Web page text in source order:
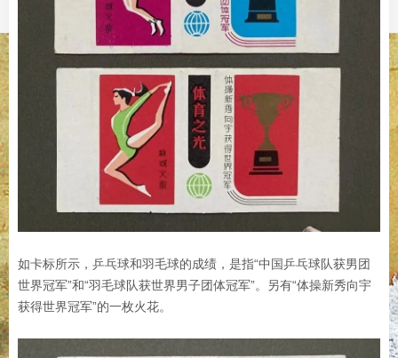
如卡标所示，乒乓球和羽毛球的成绩，是指“中国乒乓球队获男团
世界冠军”和“羽毛球队获世界男子团体冠军”。另有“体操新秀向宇
获得世界冠军”的一枚火花。